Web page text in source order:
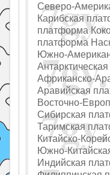
Северо-
Карибская
платформа
платформа
Южно-
Африканско-
Аравийская
Восточно-
Сибирская
Таримская
Китайско-
Южно-
Индийская